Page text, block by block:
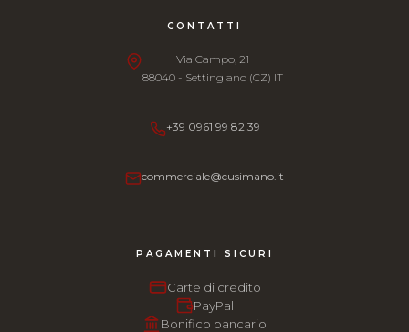
CONTATTI
Via Campo, 21
88040 - Settingiano (CZ) IT
+39 0961 99 82 39
commerciale@cusimano.it
PAGAMENTI SICURI
Carte di credito
PayPal
Bonifico bancario